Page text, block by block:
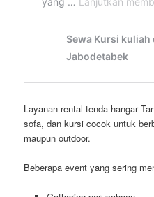
Layanan rental tenda hangar
sofa, dan kursi cocok untuk
maupun outdoor.
Beberapa event yang sering